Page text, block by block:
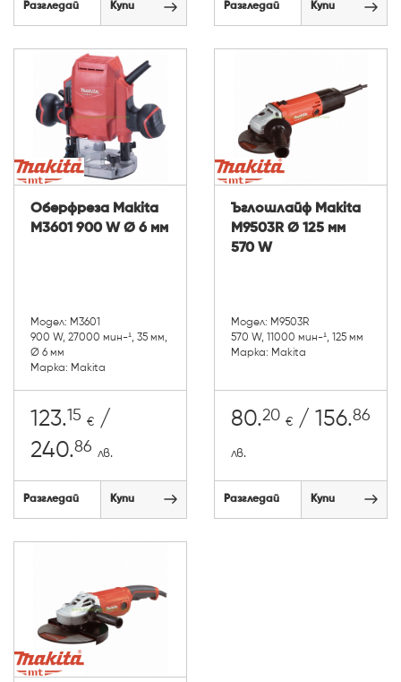
Разгледай Купи Разгледай Купи
Оберфреза Makita
M3601 900 W Ø 6 мм
Модел: M3601
900 W, 27000 мин-¹, 35 мм,
Ø 6 мм
Марка: Makita
123.15 € /
240.86 лв.
Разгледай Купи
Ъглошлайф Makita
M9503R Ø 125 мм
570 W
Модел: M9503R
570 W, 11000 мин-¹, 125 мм
Марка: Makita
80.20 € / 156.86
лв.
Разгледай Купи